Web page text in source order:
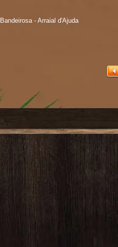
Bandeirosa - Arraial d'Ajuda